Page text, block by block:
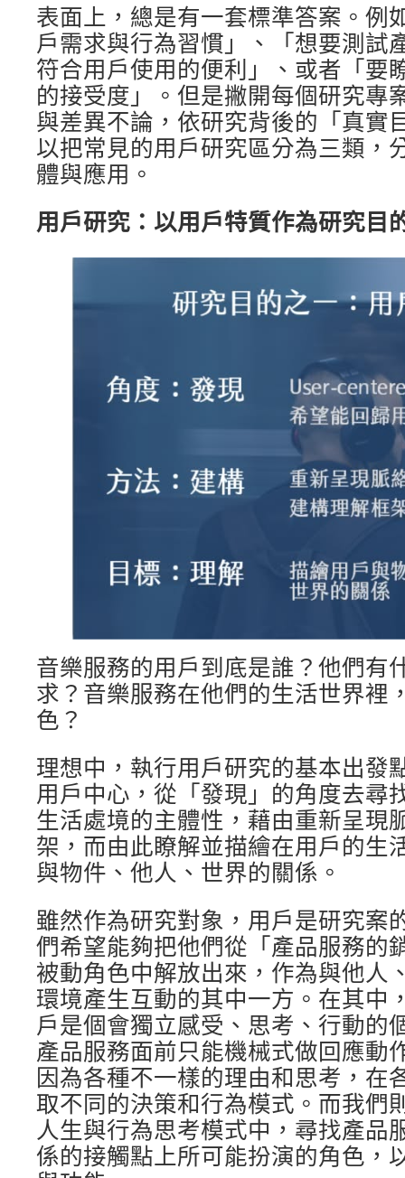
表面上，總是有一套標準答案。例
戶需求與行為習慣」、「想要測試
符合用戶使用的便利」、或者「要
的接受度」。但是撇開每個研究專
與差異不論，依研究背後的「真實
以把常見的用戶研究區分為三類，
體與應用。
用戶研究：以用戶特質作為研究目
音樂服務的用戶到底是誰？他們有
求？音樂服務在他們的生活世界裡
色？
理想中，執行用戶研究的基本出發
用戶中心，從「發現」的角度去尋
生活處境的主體性，藉由重新呈現
架，而由此瞭解並描繪在用戶的生
與物件、他人、世界的關係。
雖然作為研究對象，用戶是研究案
們希望能夠把他們從「產品服務的
被動角色中解放出來，作為與他人
環境產生互動的其中一方。在其中
戶是個會獨立感受、思考、行動的
產品服務面前只能機械式做回應動
因為各種不一樣的理由和思考，在
取不同的決策和行為模式。而我們
人生與行為思考模式中，尋找產品
係的接觸點上所可能扮演的角色，